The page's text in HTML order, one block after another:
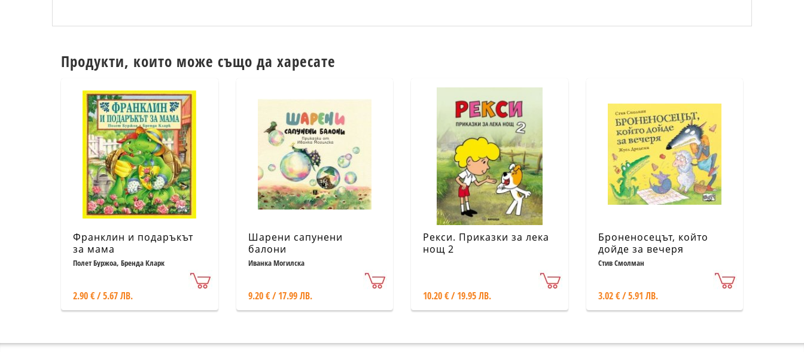
Продукти, които може също да харесате
Франклин и подаръкът
за мама
Полет Буржоа, Бренда Кларк
2.90 € / 5.67 ЛВ.
Шарени сапунени
балони
Иванка Могилска
9.20 € / 17.99 ЛВ.
Рекси. Приказки за лека
нощ 2
10.20 € / 19.95 ЛВ.
Броненосецът, който
дойде за вечеря
Стив Смолман
3.02 € / 5.91 ЛВ.